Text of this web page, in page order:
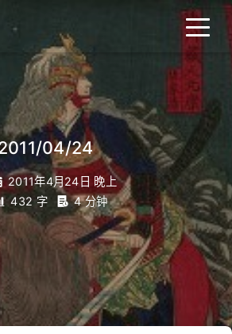
04/24_
2011年4月24日 晚上
432 字
4 分钟